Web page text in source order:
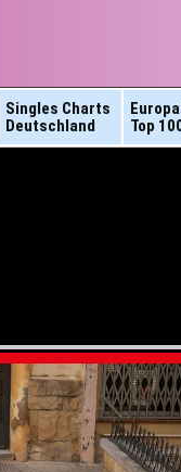
Singles Charts
Deutschland
Top